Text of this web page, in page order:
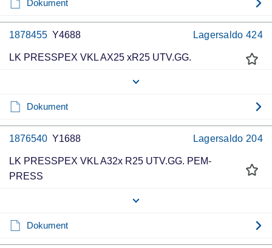
Dokument
1878455 Y4688 Lagersaldo 424
LK PRESSPEX VKL AX25 xR25 UTV.GG.
Dokument
1876540 Y1688 Lagersaldo 204
LK PRESSPEX VKL A32x R25 UTV.GG. PEM-
PRESS
Dokument